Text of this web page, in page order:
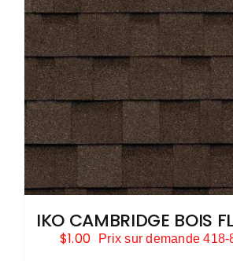
IKO CAMBRIDGE BOIS
$1.00 Prix sur demande